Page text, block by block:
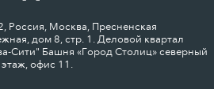
Россия, Москва, Пресненская
дом 8, стр. 1. Деловой квартал
Сити" Башня «Город Столиц» северный
офис 11.